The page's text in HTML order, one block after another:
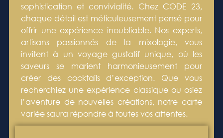
sophistication et convivialité. Chez CODE 23,
chaque détail est méticuleusement pensé pour
offrir une expérience inoubliable. Nos experts,
artisans passionnés de la mixologie, vous
invitent à un voyage gustatif unique, où les
saveurs se marient harmonieusement pour
créer des cocktails d’exception. Que vous
recherchiez une expérience classique ou osiez
l’aventure de nouvelles créations, notre carte
variée saura répondre à toutes vos attentes.